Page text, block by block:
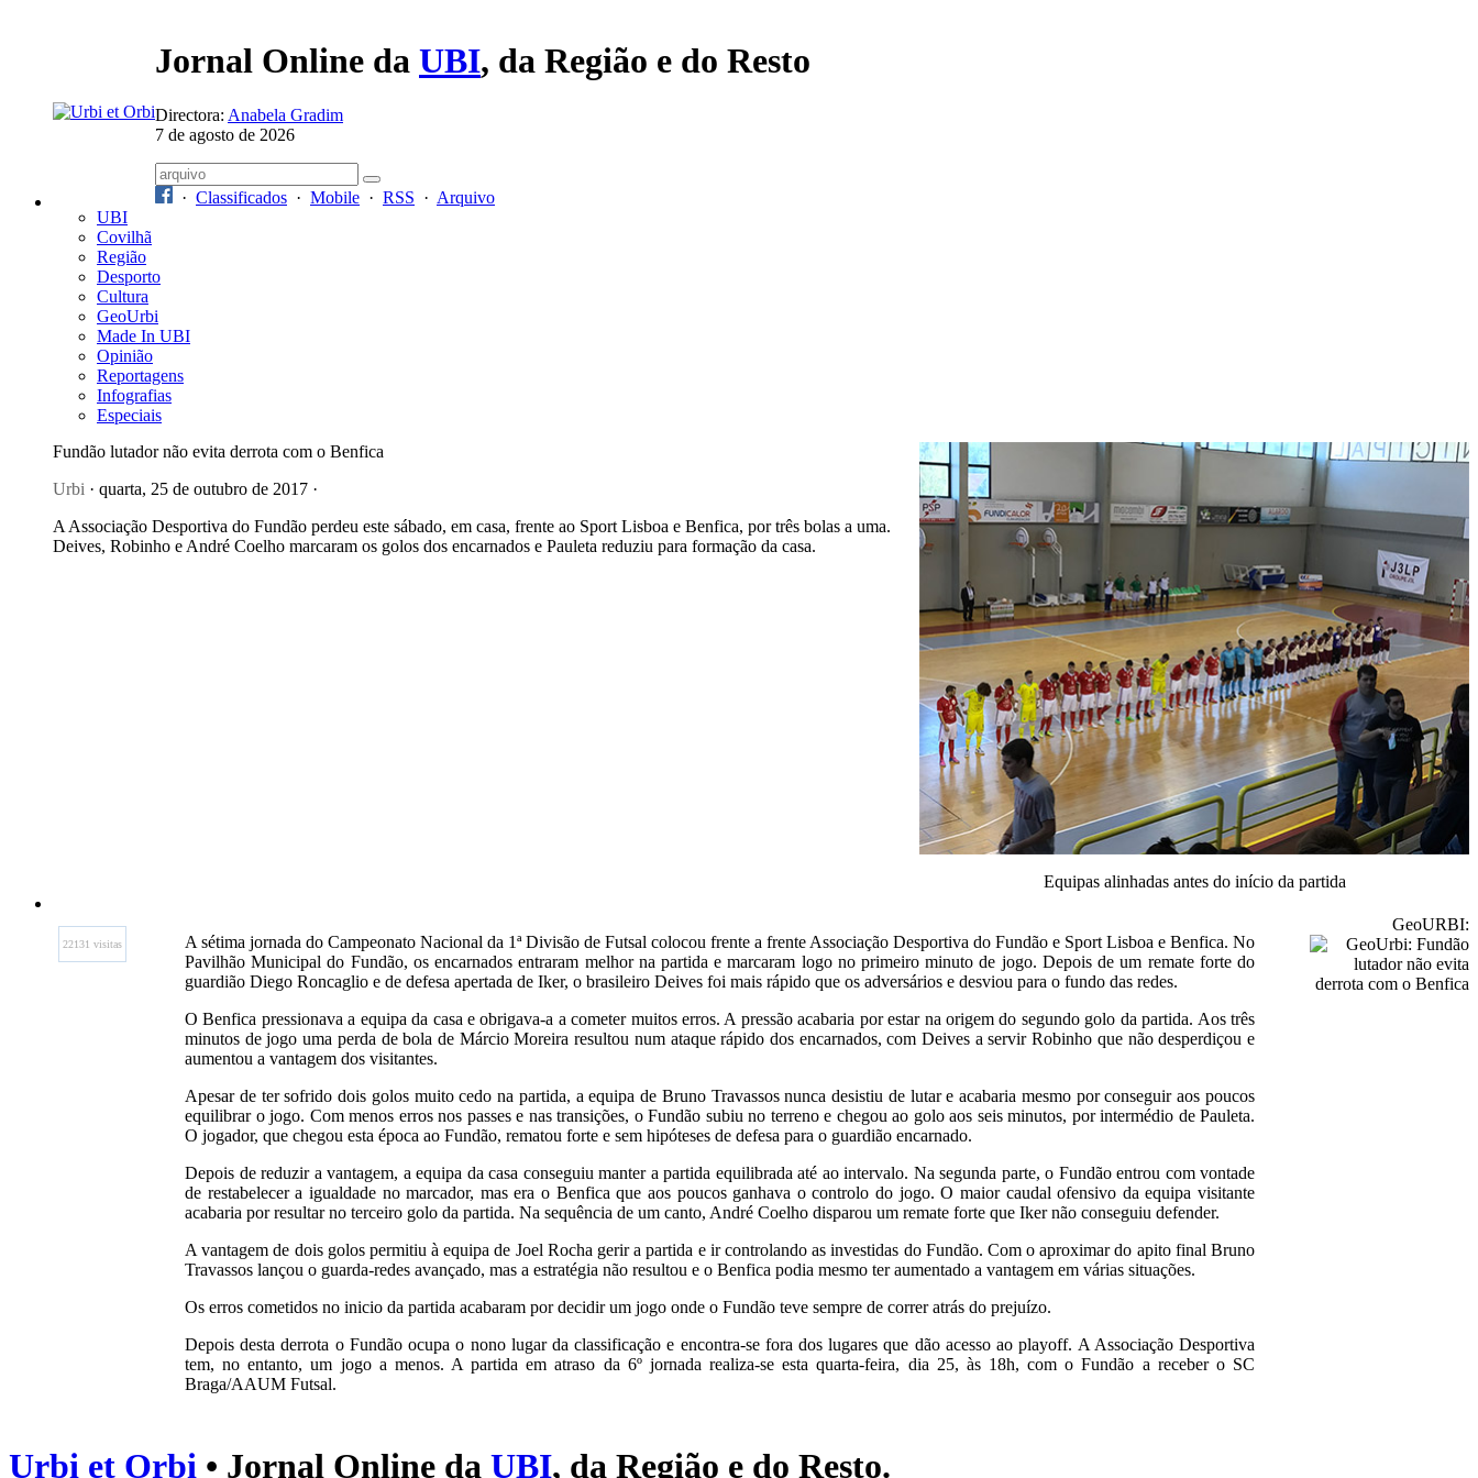
Jornal Online da UBI, da Região e do Resto
Directora: Anabela Gradim
7 de agosto de 2026
· Classificados · Mobile · RSS · Arquivo
UBI
Covilhã
Região
Desporto
Cultura
GeoUrbi
Made In UBI
Opinião
Reportagens
Infografias
Especiais
Fundão lutador não evita derrota com o Benfica
Urbi · quarta, 25 de outubro de 2017 ·
A Associação Desportiva do Fundão perdeu este sábado, em casa, frente ao Sport Lisboa e Benfica, por três bolas a uma.
Deives, Robinho e André Coelho marcaram os golos dos encarnados e Pauleta reduziu para formação da casa.
Equipas alinhadas antes do início da partida
22131 visitas
A sétima jornada do Campeonato Nacional da 1ª Divisão de Futsal colocou frente a frente Associação Desportiva do Fundão e Sport Lisboa e Benfica. No
Pavilhão Municipal do Fundão, os encarnados entraram melhor na partida e marcaram logo no primeiro minuto de jogo. Depois de um remate forte do
guardião Diego Roncaglio e de defesa apertada de Iker, o brasileiro Deives foi mais rápido que os adversários e desviou para o fundo das redes.
O Benfica pressionava a equipa da casa e obrigava-a a cometer muitos erros. A pressão acabaria por estar na origem do segundo golo da partida. Aos três
minutos de jogo uma perda de bola de Márcio Moreira resultou num ataque rápido dos encarnados, com Deives a servir Robinho que não desperdiçou e
aumentou a vantagem dos visitantes.
Apesar de ter sofrido dois golos muito cedo na partida, a equipa de Bruno Travassos nunca desistiu de lutar e acabaria mesmo por conseguir aos poucos
equilibrar o jogo. Com menos erros nos passes e nas transições, o Fundão subiu no terreno e chegou ao golo aos seis minutos, por intermédio de Pauleta.
O jogador, que chegou esta época ao Fundão, rematou forte e sem hipóteses de defesa para o guardião encarnado.
Depois de reduzir a vantagem, a equipa da casa conseguiu manter a partida equilibrada até ao intervalo. Na segunda parte, o Fundão entrou com vontade
de restabelecer a igualdade no marcador, mas era o Benfica que aos poucos ganhava o controlo do jogo. O maior caudal ofensivo da equipa visitante
acabaria por resultar no terceiro golo da partida. Na sequência de um canto, André Coelho disparou um remate forte que Iker não conseguiu defender.
A vantagem de dois golos permitiu à equipa de Joel Rocha gerir a partida e ir controlando as investidas do Fundão. Com o aproximar do apito final Bruno
Travassos lançou o guarda-redes avançado, mas a estratégia não resultou e o Benfica podia mesmo ter aumentado a vantagem em várias situações.
Os erros cometidos no inicio da partida acabaram por decidir um jogo onde o Fundão teve sempre de correr atrás do prejuízo.
Depois desta derrota o Fundão ocupa o nono lugar da classificação e encontra-se fora dos lugares que dão acesso ao playoff. A Associação Desportiva
tem, no entanto, um jogo a menos. A partida em atraso da 6º jornada realiza-se esta quarta-feira, dia 25, às 18h, com o Fundão a receber o SC
Braga/AAUM Futsal.
GeoURBI:
Urbi et Orbi • Jornal Online da UBI, da Região e do Resto.